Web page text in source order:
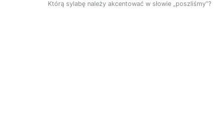
Którą sylabę należy akcentować w słowie „poszliśmy”?